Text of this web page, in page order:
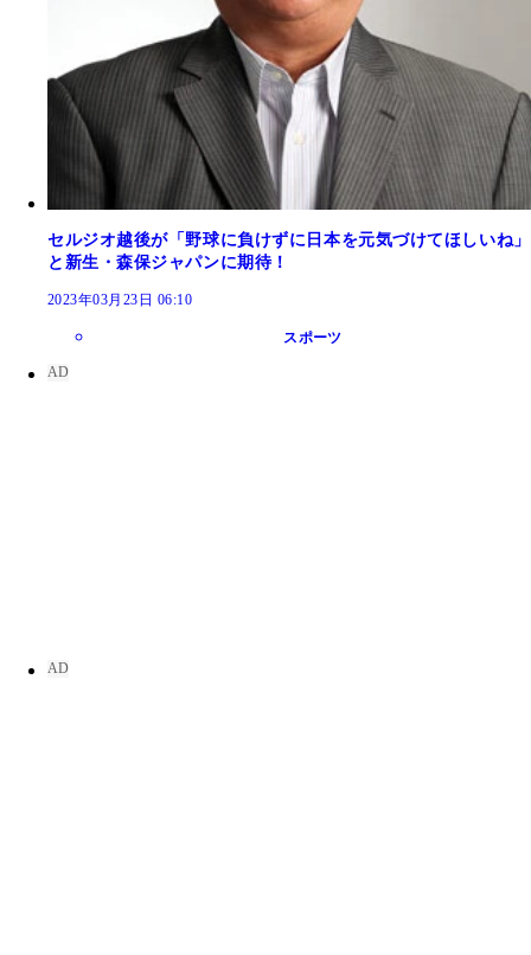
セルジオ越後が「野球に負けずに日本を元気づけてほしいね」
と新生・森保ジャパンに期待！
2023年03月23日 06:10
スポーツ